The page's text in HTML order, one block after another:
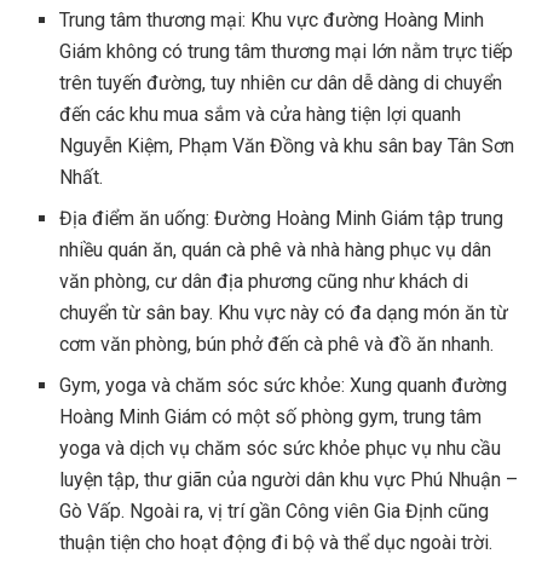
Trung tâm thương mại: Khu vực đường Hoàng Minh
Giám không có trung tâm thương mại lớn nằm trực tiếp
trên tuyến đường, tuy nhiên cư dân dễ dàng di chuyển
đến các khu mua sắm và cửa hàng tiện lợi quanh
Nguyễn Kiệm, Phạm Văn Đồng và khu sân bay Tân Sơn
Nhất.
Địa điểm ăn uống: Đường Hoàng Minh Giám tập trung
nhiều quán ăn, quán cà phê và nhà hàng phục vụ dân
văn phòng, cư dân địa phương cũng như khách di
chuyển từ sân bay. Khu vực này có đa dạng món ăn từ
cơm văn phòng, bún phở đến cà phê và đồ ăn nhanh.
Gym, yoga và chăm sóc sức khỏe: Xung quanh đường
Hoàng Minh Giám có một số phòng gym, trung tâm
yoga và dịch vụ chăm sóc sức khỏe phục vụ nhu cầu
luyện tập, thư giãn của người dân khu vực Phú Nhuận –
Gò Vấp. Ngoài ra, vị trí gần Công viên Gia Định cũng
thuận tiện cho hoạt động đi bộ và thể dục ngoài trời.